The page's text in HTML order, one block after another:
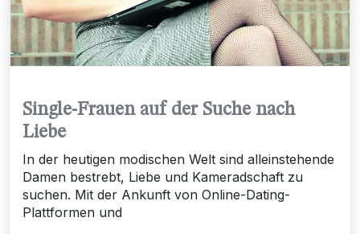
Single-Frauen auf der Suche nach
Liebe
In der heutigen modischen Welt sind alleinstehende
Damen bestrebt, Liebe und Kameradschaft zu
suchen. Mit der Ankunft von Online-Dating-
Plattformen und